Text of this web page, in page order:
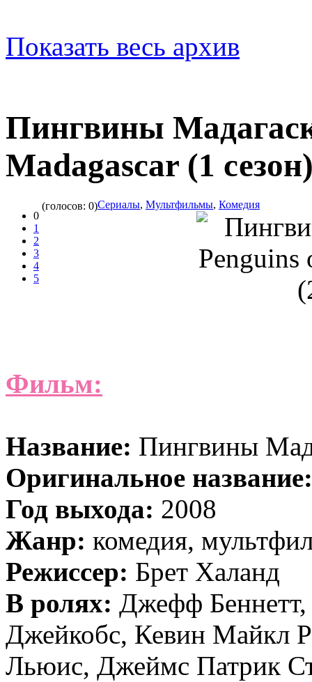
Показать весь архив
Пингвины
Madagascar (1
0
1
2
3
4
5
(голосов: 0)Сериалы, Мультфильмы, Комедия
Фильм:
Название: Пингвины
Оригинальное название:
Год выхода: 2008
Жанр: комедия,
Режиссер: Брет Халанд
В ролях: Джефф
Джейкобс, Кевин Майкл
Льюис, Джеймс Патрик